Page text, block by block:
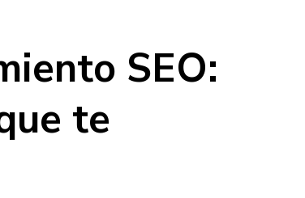
SEO:
te